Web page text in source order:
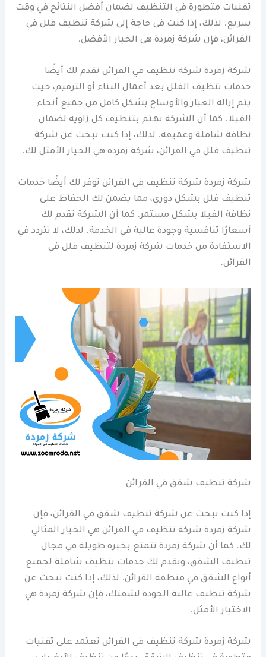
تقنيات متطورة في التنظيف لضمان أفضل النتائج في وقت
سريع. لذلك، إذا كنت في حاجة إلى شركة تنظيف فلل في
القرائن، فإن شركة زمردة هي الخيار الأفضل.
شركة زمردة شركة تنظيف في القرائن تقدم لك أيضًا
خدمات تنظيف الفلل بعد أعمال البناء أو الترميم، حيث
يتم إزالة الغبار والأوساخ بشكل كامل من جميع أنحاء
الفيلا. كما أن الشركة تهتم بتنظيف كل زاوية لضمان
نظافة شاملة وعميقة. لذلك، إذا كنت تبحث عن شركة
تنظيف فلل في القرائن، شركة زمردة هي الخيار الأمثل لك.
شركة زمردة شركة تنظيف في القرائن توفر لك أيضًا خدمات
تنظيف فلل بشكل دوري، مما يضمن لك الحفاظ على
نظافة الفيلا بشكل مستمر. كما أن الشركة تقدم لك
أسعارًا تنافسية وجودة عالية في الخدمة. لذلك، لا تتردد في
الاستفادة من خدمات شركة زمردة لتنظيف فلل في
القرائن.
شركة تنظيف شقق في القرائن
إذا كنت تبحث عن شركة تنظيف شقق في القرائن، فإن
شركة زمردة شركة تنظيف في القرائن هي الخيار المثالي
لك. كما أن شركة زمردة تتمتع بخبرة طويلة في مجال
تنظيف الشقق، وتقدم لك خدمات تنظيف شاملة لجميع
أنواع الشقق في منطقة القرائن. لذلك، إذا كنت تبحث عن
شركة تنظيف عالية الجودة لشقتك، فإن شركة زمردة هي
الاختيار الأمثل.
شركة زمردة شركة تنظيف في القرائن تعتمد على تقنيات